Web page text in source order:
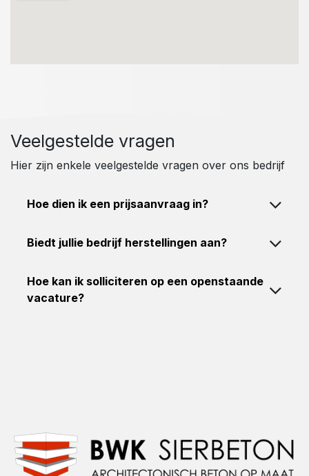
Veelgestelde vragen
Hier zijn enkele veelgestelde vragen over ons bedrijf
Hoe dien ik een prijsaanvraag in?
Biedt jullie bedrijf herstellingen aan?
Hoe kan ik solliciteren op een openstaande
vacature?